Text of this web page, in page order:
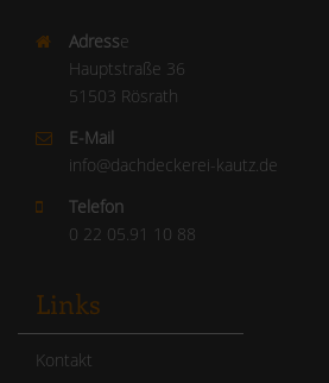
Adresse
Hauptstraße 36
51503 Rösrath
E-Mail
info@dachdeckerei-kautz.de
Telefon
0 22 05.91 10 88
Links
Kontakt